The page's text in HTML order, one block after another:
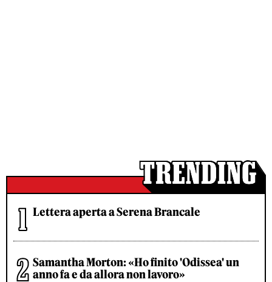
Lettera aperta a Serena Brancale
Samantha Morton: «Ho finito 'Odissea' un
anno fa e da allora non lavoro»